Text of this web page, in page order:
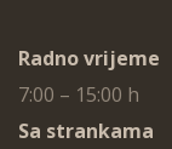
Radno vrijeme
7:00 – 15:00 h
Sa strankama